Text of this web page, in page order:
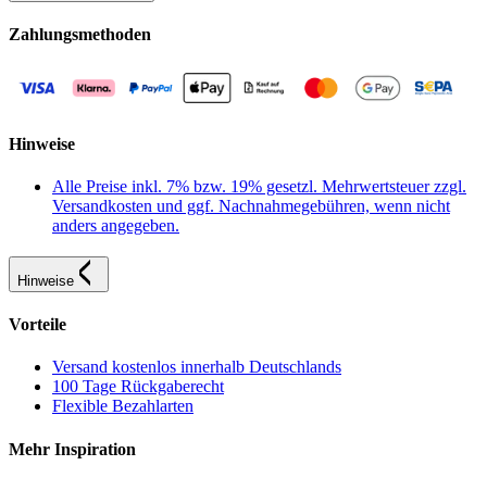
Zahlungsmethoden
Hinweise
Alle Preise inkl. 7% bzw. 19% gesetzl. Mehrwertsteuer zzgl.
Versandkosten und ggf. Nachnahmegebühren, wenn nicht
anders angegeben.
Hinweise
Vorteile
Versand kostenlos innerhalb Deutschlands
100 Tage Rückgaberecht
Flexible Bezahlarten
Mehr Inspiration